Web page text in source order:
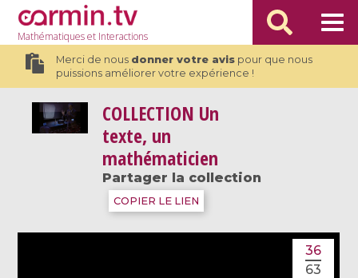
Mathématiqueset Interactions
Merci de nous donner votre avispour que nous
puissions améliorer votre expérience !
COLLECTION Un
texte, un
mathématicien
Partager la collection
COPIER LE LIEN
36
63